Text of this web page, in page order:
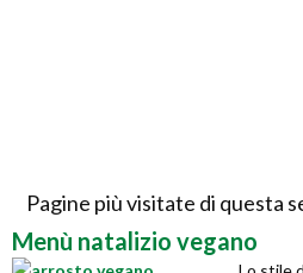
Pagine più visitate di questa
Menù natalizio vegano